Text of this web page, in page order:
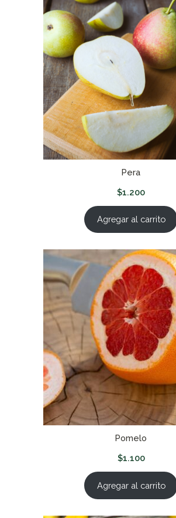
Pera
$1.200
Agregar al carrito
Pomelo
$1.100
Agregar al carrito